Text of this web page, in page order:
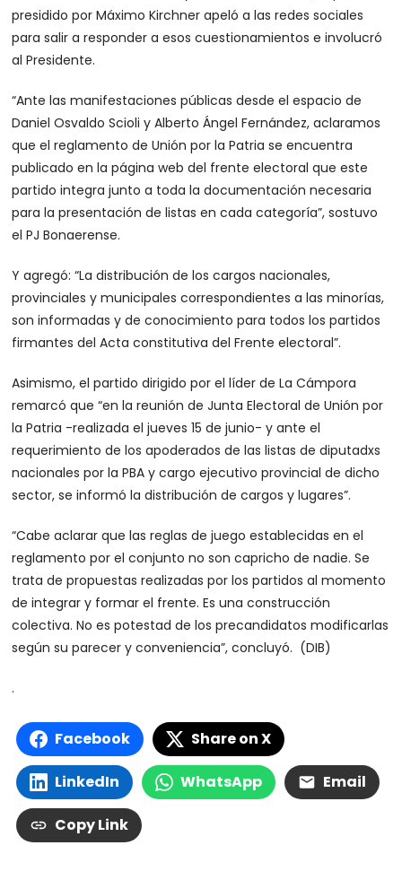
presidido por Máximo Kirchner apeló a las redes sociales
para salir a responder a esos cuestionamientos e involucró
al Presidente.
“Ante las manifestaciones públicas desde el espacio de
Daniel Osvaldo Scioli y Alberto Ángel Fernández, aclaramos
que el reglamento de Unión por la Patria se encuentra
publicado en la página web del frente electoral que este
partido integra junto a toda la documentación necesaria
para la presentación de listas en cada categoría”, sostuvo
el PJ Bonaerense.
Y agregó: “La distribución de los cargos nacionales,
provinciales y municipales correspondientes a las minorías,
son informadas y de conocimiento para todos los partidos
firmantes del Acta constitutiva del Frente electoral”.
Asimismo, el partido dirigido por el líder de La Cámpora
remarcó que “en la reunión de Junta Electoral de Unión por
la Patria -realizada el jueves 15 de junio- y ante el
requerimiento de los apoderados de las listas de diputadxs
nacionales por la PBA y cargo ejecutivo provincial de dicho
sector, se informó la distribución de cargos y lugares”.
“Cabe aclarar que las reglas de juego establecidas en el
reglamento por el conjunto no son capricho de nadie. Se
trata de propuestas realizadas por los partidos al momento
de integrar y formar el frente. Es una construcción
colectiva. No es potestad de los precandidatos modificarlas
según su parecer y conveniencia”, concluyó. (DIB)
.
Facebook Share on X
LinkedIn WhatsApp Email
Copy Link